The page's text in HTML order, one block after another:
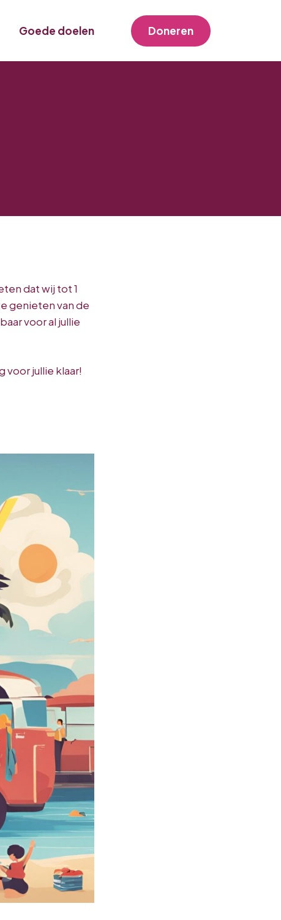
Goede doelen Doneren
dat wij tot 1
genieten van de
voor al jullie
voor jullie klaar!